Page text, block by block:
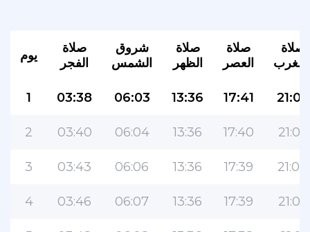
يوم
صلاة
الفجر
شروق
الشمس
صلاة
الظهر
صلاة
العصر
صلاة
1 03:38 06:03 13:36 17:41 21:07
2 03:40 06:04 13:36 17:40 21:05
3 03:43 06:06 13:36 17:39 21:04
4 03:46 06:07 13:36 17:39 21:02